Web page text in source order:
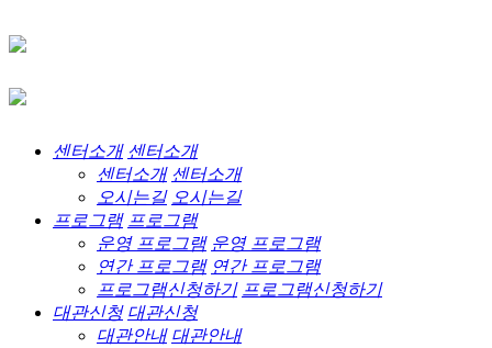
센터소개 센터소개
센터소개 센터소개
오시는길 오시는길
프로그램 프로그램
운영 프로그램 운영 프로그램
연간 프로그램 연간 프로그램
프로그램신청하기 프로그램신청하기
대관신청 대관신청
대관안내 대관안내